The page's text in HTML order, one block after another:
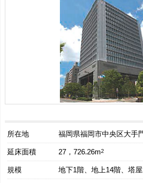
所在地 福岡県福岡市中央区大手
延床面積 27，726.26m2
規模 地下1階、地上14階、塔